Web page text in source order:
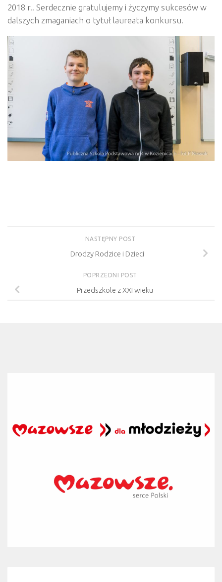
2018 r.. Serdecznie gratulujemy i życzymy sukcesów w
dalszych zmaganiach o tytuł laureata konkursu.
NASTĘPNY POST
Drodzy Rodzice i Dzieci
POPRZEDNI POST
Przedszkole z XXI wieku